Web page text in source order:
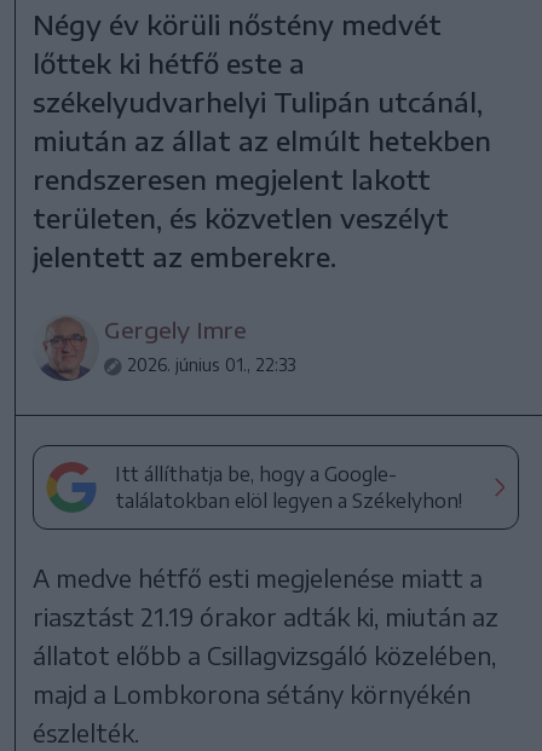
Négy év körüli nőstény medvét
lőttek ki hétfő este a
székelyudvarhelyi Tulipán utcánál,
miután az állat az elmúlt hetekben
rendszeresen megjelent lakott
területen, és közvetlen veszélyt
jelentett az emberekre.
Gergely Imre
2026. június 01., 22:33
Itt állíthatja be, hogy a Google-
találatokban elöl legyen a Székelyhon!
A medve hétfő esti megjelenése miatt a
riasztást 21.19 órakor adták ki, miután az
állatot előbb a Csillagvizsgáló közelében,
majd a Lombkorona sétány környékén
észlelték.